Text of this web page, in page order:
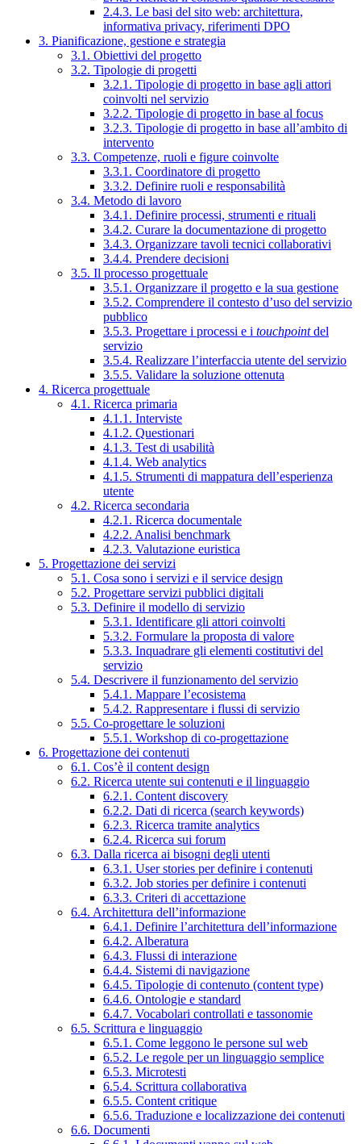
2.4.3. Le basi del sito web: architettura,
informativa privacy, riferimenti DPO
3. Pianificazione, gestione e strategia
3.1. Obiettivi del progetto
3.2. Tipologie di progetti
3.2.1. Tipologie di progetto in base agli attori
coinvolti nel servizio
3.2.2. Tipologie di progetto in base al focus
3.2.3. Tipologie di progetto in base all’ambito di
intervento
3.3. Competenze, ruoli e figure coinvolte
3.3.1. Coordinatore di progetto
3.3.2. Definire ruoli e responsabilità
3.4. Metodo di lavoro
3.4.1. Definire processi, strumenti e rituali
3.4.2. Curare la documentazione di progetto
3.4.3. Organizzare tavoli tecnici collaborativi
3.4.4. Prendere decisioni
3.5. Il processo progettuale
3.5.1. Organizzare il progetto e la sua gestione
3.5.2. Comprendere il contesto d’uso del servizio
pubblico
3.5.3. Progettare i processi e i touchpointdel
servizio
3.5.4. Realizzare l’interfaccia utente del servizio
3.5.5. Validare la soluzione ottenuta
4. Ricerca progettuale
4.1. Ricerca primaria
4.1.1. Interviste
4.1.2. Questionari
4.1.3. Test di usabilità
4.1.4. Web analytics
4.1.5. Strumenti di mappatura dell’esperienza
utente
4.2. Ricerca secondaria
4.2.1. Ricerca documentale
4.2.2. Analisi benchmark
4.2.3. Valutazione euristica
5. Progettazione dei servizi
5.1. Cosa sono i servizi e il service design
5.2. Progettare servizi pubblici digitali
5.3. Definire il modello di servizio
5.3.1. Identificare gli attori coinvolti
5.3.2. Formulare la proposta di valore
5.3.3. Inquadrare gli elementi costitutivi del
servizio
5.4. Descrivere il funzionamento del servizio
5.4.1. Mappare l’ecosistema
5.4.2. Rappresentare i flussi di servizio
5.5. Co-progettare le soluzioni
5.5.1. Workshop di co-progettazione
6. Progettazione dei contenuti
6.1. Cos’è il content design
6.2. Ricerca utente sui contenuti e il linguaggio
6.2.1. Content discovery
6.2.2. Dati di ricerca (search keywords)
6.2.3. Ricerca tramite analytics
6.2.4. Ricerca sui forum
6.3. Dalla ricerca ai bisogni degli utenti
6.3.1. User stories per definire i contenuti
6.3.2. Job stories per definire i contenuti
6.3.3. Criteri di accettazione
6.4. Architettura dell’informazione
6.4.1. Definire l’architettura dell’informazione
6.4.2. Alberatura
6.4.3. Flussi di interazione
6.4.4. Sistemi di navigazione
6.4.5. Tipologie di contenuto (content type)
6.4.6. Ontologie e standard
6.4.7. Vocabolari controllati e tassonomie
6.5. Scrittura e linguaggio
6.5.1. Come leggono le persone sul web
6.5.2. Le regole per un linguaggio semplice
6.5.3. Microtesti
6.5.4. Scrittura collaborativa
6.5.5. Content critique
6.5.6. Traduzione e localizzazione dei contenuti
6.6. Documenti